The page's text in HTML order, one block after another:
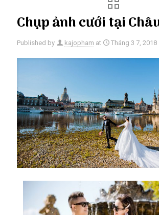
Chụp ảnh cưới tại
Published by kajopham at Tháng 3 7, 2018